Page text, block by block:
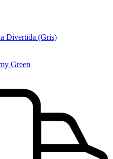
Divertida (Gris)
Green